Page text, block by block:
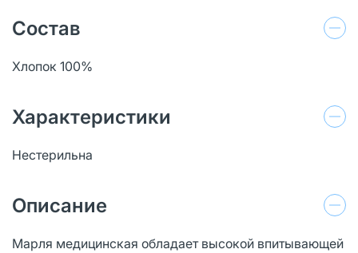
Состав
Хлопок 100%
Характеристики
Нестерильна
Описание
Марля медицинская обладает высокой впитывающей